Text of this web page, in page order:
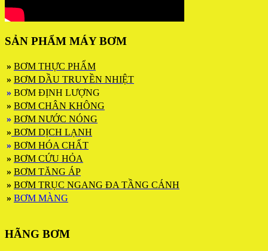
SẢN PHẨM MÁY BƠM
» BƠM THỰC PHẨM
» BƠM DẦU TRUYỀN NHIỆT
» BƠM ĐỊNH LƯỢNG
» BƠM CHÂN KHÔNG
» BƠM NƯỚC NÓNG
» BƠM DỊCH LẠNH
» BƠM HÓA CHẤT
» BƠM CỨU HỎA
» BƠM TĂNG ÁP
» BƠM TRỤC NGANG ĐA TẦNG CÁNH
» BƠM MÀNG
HÃNG BƠM